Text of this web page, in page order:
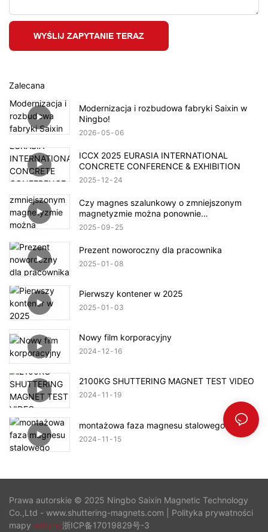
WYŚLIJ ZAPYTANIE TERAZ
Zalecana
Modernizacja i rozbudowa fabryki Saixin w
Ningbo!
2026 05 06
ICCX 2025 EURASIA INTERNATIONAL
CONCRETE CONFERENCE & EXHIBITION
2025 12 24
Czy magnes szalunkowy o zmniejszonym
magnetyzmie można ponownie
namagnesować?
2025 09 25
Prezent noworoczny dla pracownika
2025 01 08
Pierwszy kontener w 2025
2025 01 03
Nowy film korporacyjny
2024 12 16
2100KG SHUTTERING MAGNET TEST VIDEO
2024 11 19
montażowa faza magnesu stalowego
2024 11 15
Prawa autorskie © 2025 Ningbo Saixin Magnetic Technology
Co.,Ltd - www.shuttering-magnets.com |
Polityka prywatności
mapy witryny浙ICP备17019829号-3